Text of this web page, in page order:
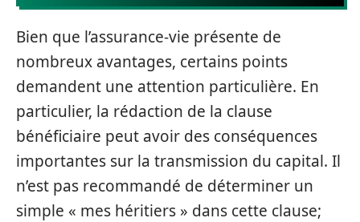
Bien que l’assurance-vie présente de
nombreux avantages, certains points
demandent une attention particulière. En
particulier, la rédaction de la clause
bénéficiaire peut avoir des conséquences
importantes sur la transmission du capital. Il
n’est pas recommandé de déterminer un
simple « mes héritiers » dans cette clause;